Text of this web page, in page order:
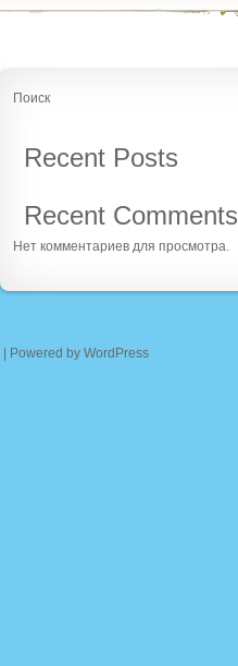
Поиск
Recent Posts
Recent Comments
Нет комментариев для просмотра.
| Powered by WordPress